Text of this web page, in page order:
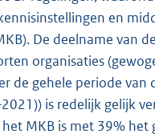
en
De deelname van de
organisaties
de gehele periode van
is redelijk gelijk
MKB is met 39% het